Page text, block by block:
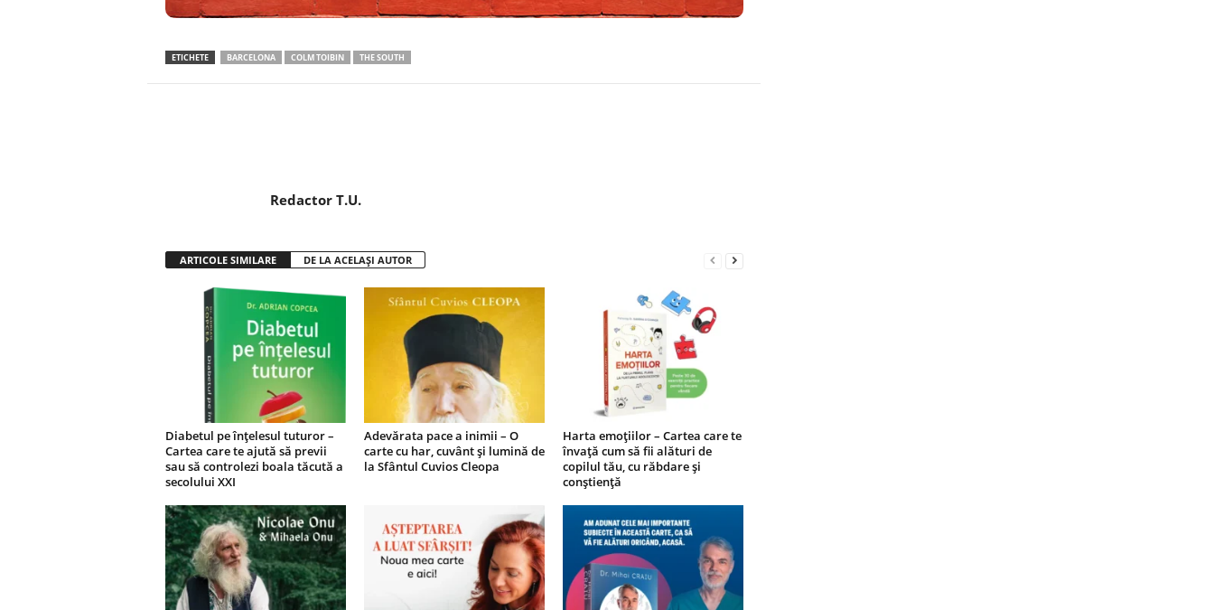
ETICHETE BARCELONA COLM TOIBIN THE SOUTH
Redactor T.U.
ARTICOLE SIMILARE DE LA ACELAȘI AUTOR
Diabetul pe înțelesul tuturor –
Cartea care te ajută să previi
sau să controlezi boala tăcută a
secolului XXI
Adevărata pace a inimii – O
carte cu har, cuvânt și lumină de
la Sfântul Cuvios Cleopa
Harta emoțiilor – Cartea care te
învață cum să fii alături de
copilul tău, cu răbdare și
conștiență